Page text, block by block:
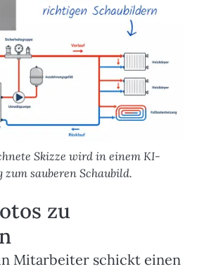
Skizze wird in einem KI-
zum sauberen Schaubild.
zu
Mitarbeiter schickt einen